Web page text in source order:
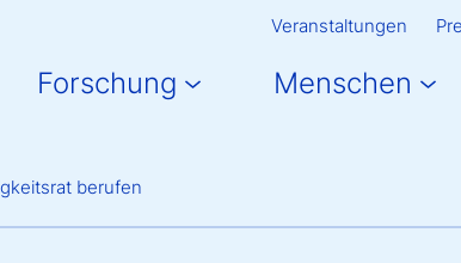
Veranstaltungen
Forschung Menschen
berufen